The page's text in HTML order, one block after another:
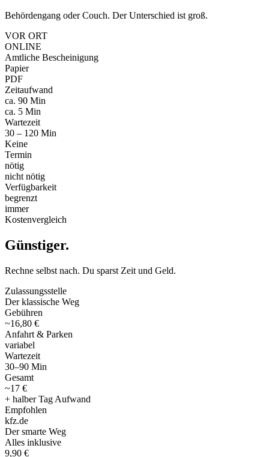
Behördengang oder Couch. Der Unterschied ist groß.
VOR ORT
ONLINE
Amtliche Bescheinigung
Papier
PDF
Zeitaufwand
ca. 90 Min
ca. 5 Min
Wartezeit
30 – 120 Min
Keine
Termin
nötig
nicht nötig
Verfügbarkeit
begrenzt
immer
Kostenvergleich
Günstiger.
Rechne selbst nach. Du sparst Zeit und Geld.
Zulassungsstelle
Der klassische Weg
Gebühren
~16,80 €
Anfahrt & Parken
variabel
Wartezeit
30–90 Min
Gesamt
~17 €
+ halber Tag Aufwand
Empfohlen
kfz.de
Der smarte Weg
Alles inklusive
9,90 €